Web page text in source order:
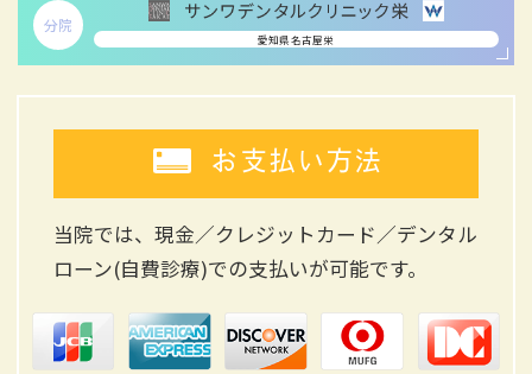
分院
愛知県名古屋栄
お支払い方法
当院では、現金／クレジットカード／デンタル
ローン(自費診療)での支払いが可能です。